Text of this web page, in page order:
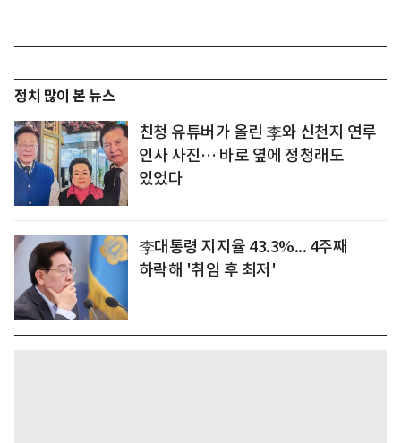
정치 많이 본 뉴스
친청 유튜버가 올린 李와 신천지 연루
인사 사진… 바로 옆에 정청래도
있었다
李대통령 지지율 43.3%... 4주째
하락해 '취임 후 최저'